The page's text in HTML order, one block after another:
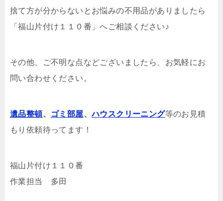
捨て方が分からないとお悩みの不用品がありましたら
「福山片付け１１０番」へご相談ください♪
その他、ご不明な点などございましたら、お気軽にお
問い合わせください。
遺品整頓、 ゴミ部屋、ハウスクリーニング等のお見積
もり依頼待ってます！
福山片付け１１０番
作業担当 多田